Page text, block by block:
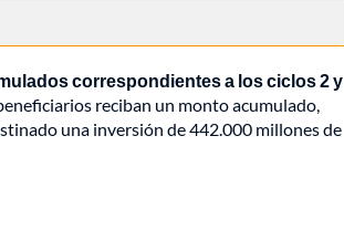
correspondientes a los ciclos 2 y
reciban un monto acumulado,
una inversión de 442.000 millones de